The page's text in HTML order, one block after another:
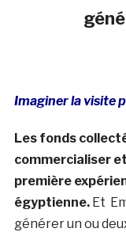
Imaginer la visite
Les fonds
commercialiser
première
égyptienne. Et
générer un ou